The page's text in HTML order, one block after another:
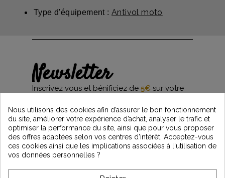
Type d'équipement : Antivol moto
Newsletter
Inscrivez vous et bénificiez de 5€ sur votre
et restez informés des dernières nouveautés
Vintage Motors
*Dès 99€ d'achat. En vous abonnant à notre newsletter, vous reconnaissez avoir pris
l'acceptez.
Nous utilisons des cookies afin d’assurer le bon fonctionnement
du site, améliorer votre expérience d’achat, analyser le trafic et
optimiser la performance du site, ainsi que pour vous proposer
des offres adaptées selon vos centres d’intérêt. Acceptez-vous
ces cookies ainsi que les implications associées à l'utilisation de
vos données personnelles ?